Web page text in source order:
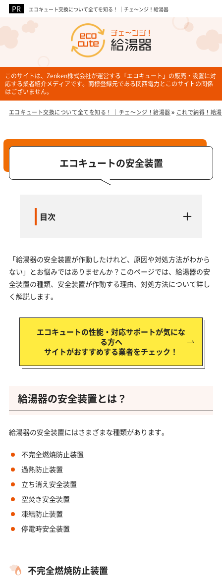
エコキュート交換について全てを知る！ ｜チェ～ンジ！給湯器
このサイトは、Zenken株式会社が運営する「エコキュート」の販売・設置に対
応する業者紹介メディアです。商標登録元である関西電力とこのサイトの関係
はございません。
エコキュート交換について全てを知る！ ｜チェ～ンジ！給湯器» これで納得！給
エコキュートの安全装置
目次
「給湯器の安全装置が作動したけれど、原因や対処方法がわから
ない」とお悩みではありませんか？このページでは、給湯器の安
全装置の種類、安全装置が作動する理由、対処方法について詳し
く解説します。
エコキュートの性能・対応サポートが気にな
る方へ
サイトがおすすめする業者をチェック！
給湯器の安全装置とは？
給湯器の安全装置にはさまざまな種類があります。
不完全燃焼防止装置
過熱防止装置
立ち消え安全装置
空焚き安全装置
凍結防止装置
停電時安全装置
不完全燃焼防止装置